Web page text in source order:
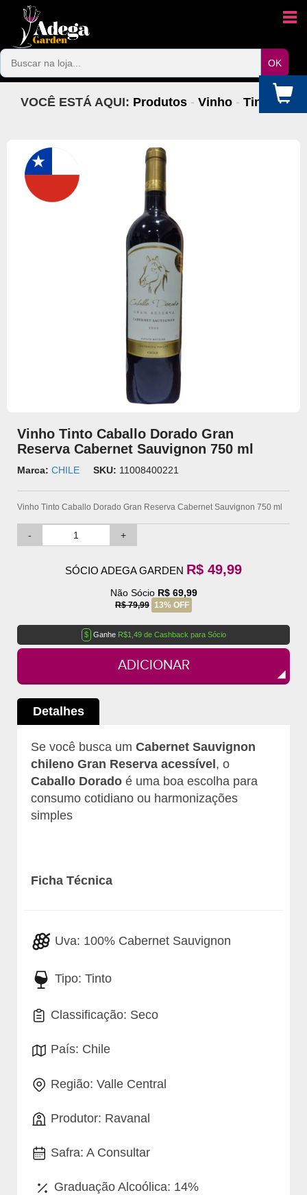
VOCÊ ESTÁ AQUI: Produtos - Vinho - Tinto
Vinho Tinto Caballo Dorado Gran
Reserva Cabernet Sauvignon 750 ml
Marca: CHILE SKU: 11008400221
Vinho Tinto Caballo Dorado Gran Reserva Cabernet Sauvignon 750 ml
- +
SÓCIO ADEGA GARDEN R$ 49,99
Não Sócio R$ 69,99
R$ 79,99 13% OFF
$ Ganhe R$1,49 de Cashback para Sócio
ADICIONAR
Detalhes
Se você busca um Cabernet Sauvignon
chileno Gran Reserva acessível , o
Caballo Dorado é uma boa escolha para
consumo cotidiano ou harmonizações
simples
Ficha Técnica
Uva: 100% Cabernet Sauvignon
Tipo: Tinto
Classificação: Seco
País: Chile
Região: Valle Central
Produtor: Ravanal
Safra: A Consultar
Graduação Alcoólica: 14%